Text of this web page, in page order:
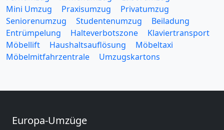
Mini Umzug
Praxisumzug
Privatumzug
Seniorenumzug
Studentenumzug
Beiladung
Entrümpelung
Halteverbotszone
Klaviertransport
Möbellift
Haushaltsauflösung
Möbeltaxi
Möbelmitfahrzentrale
Umzugskartons
Europa-Umzüge